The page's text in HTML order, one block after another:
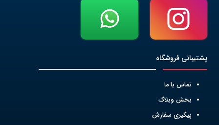
پشتیبانی فروشگاه
تماس با ما
بخش وبلاگ
پیگیری سفارش